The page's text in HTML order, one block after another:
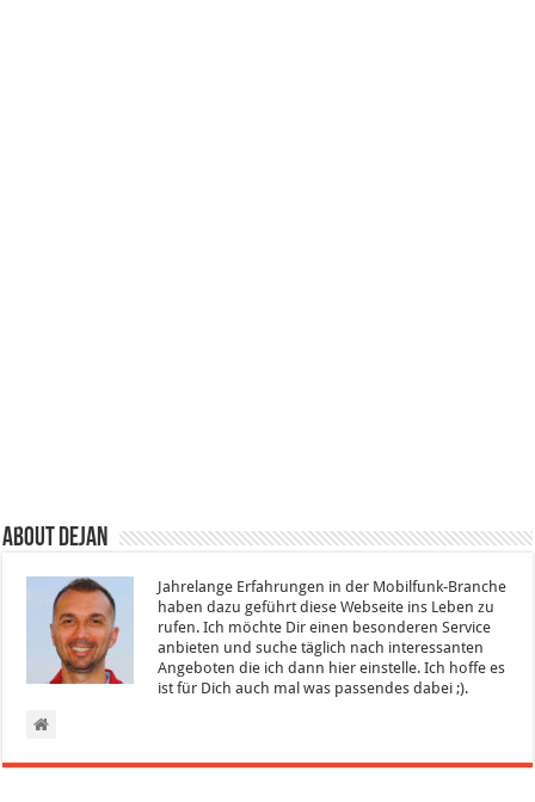
About Dejan
Jahrelange Erfahrungen in der Mobilfunk-Branche
haben dazu geführt diese Webseite ins Leben zu
rufen. Ich möchte Dir einen besonderen Service
anbieten und suche täglich nach interessanten
Angeboten die ich dann hier einstelle. Ich hoffe es
ist für Dich auch mal was passendes dabei ;).